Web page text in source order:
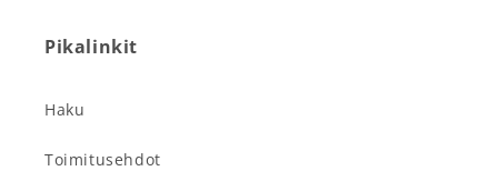
Pikalinkit
Haku
Toimitusehdot